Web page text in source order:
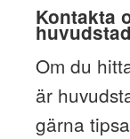
Kontakta
Om du
är
gärna